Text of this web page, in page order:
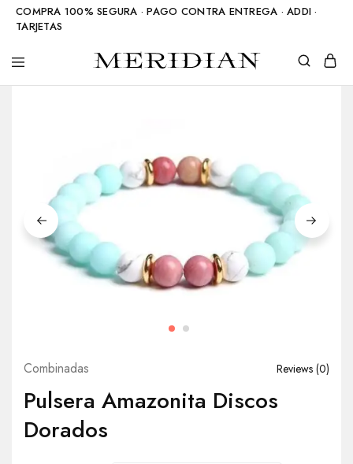
COMPRA 100% SEGURA · PAGO CONTRA ENTREGA · ADDI ·
TARJETAS
Meridian
Accesorios
Combinadas Reviews (0)
Pulsera Amazonita Discos
Dorados